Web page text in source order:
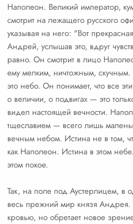
Наполеон. Великий император,
смотрит на лежащего русского
указывая на него: "Вот
Андрей, услышав это, вдруг
равно. Он смотрит в лицо
ему мелким, ничтожным,
это небо. Он понимает, что все
о величии, о подвигах — это
видел настоящей вечности.
тщеславием — всего лишь
вечным небом. Истина не в том,
как Наполеон. Истина в этом
этом покое.
Так, на поле под Аустерлицем, в
весь прежний мир князя Андрея.
кровью, но обретает новое